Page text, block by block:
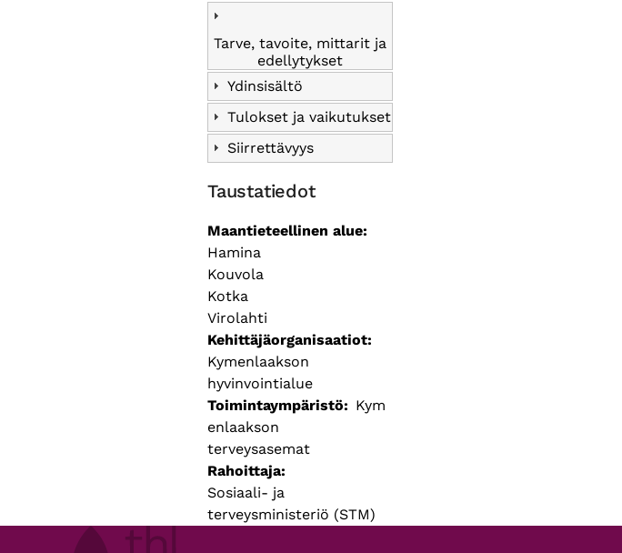
Tarve, tavoite, mittarit ja
edellytykset
Ydinsisältö
Tulokset ja vaikutukset
Siirrettävyys
Taustatiedot
Maantieteellinen alue
Hamina
Kouvola
Kotka
Virolahti
Kehittäjäorganisaatiot
Kymenlaakson
hyvinvointialue
Toimintaympäristö
Kym
enlaakson
terveysasemat
Rahoittaja
Sosiaali- ja
terveysministeriö (STM)